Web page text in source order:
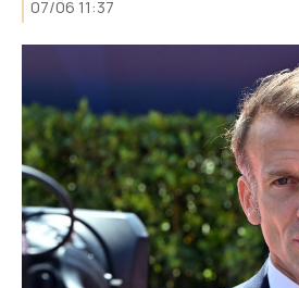
07/06 11:37